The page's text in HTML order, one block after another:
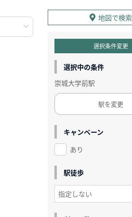
地図で検索
選択条件変更
選択中の条件
崇城大学前駅
駅を変更
キャンペーン
あり
駅徒歩